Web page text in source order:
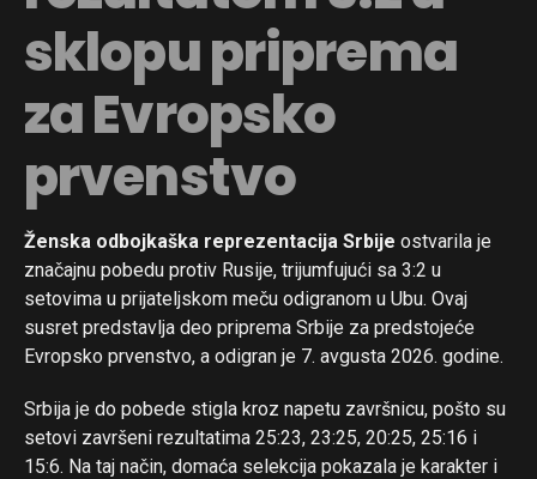
sklopu priprema
za Evropsko
prvenstvo
Ženska odbojkaška reprezentacija Srbije ostvarila je
značajnu pobedu protiv Rusije, trijumfujući sa 3:2 u
setovima u prijateljskom meču odigranom u Ubu. Ovaj
susret predstavlja deo priprema Srbije za predstojeće
Evropsko prvenstvo, a odigran je 7. avgusta 2026. godine.
Srbija je do pobede stigla kroz napetu završnicu, pošto su
setovi završeni rezultatima 25:23, 23:25, 20:25, 25:16 i
15:6. Na taj način, domaća selekcija pokazala je karakter i